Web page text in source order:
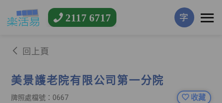
2117 6717 字
回上頁
美景護老院有限公司第一分院
牌照處檔號：0667 收藏